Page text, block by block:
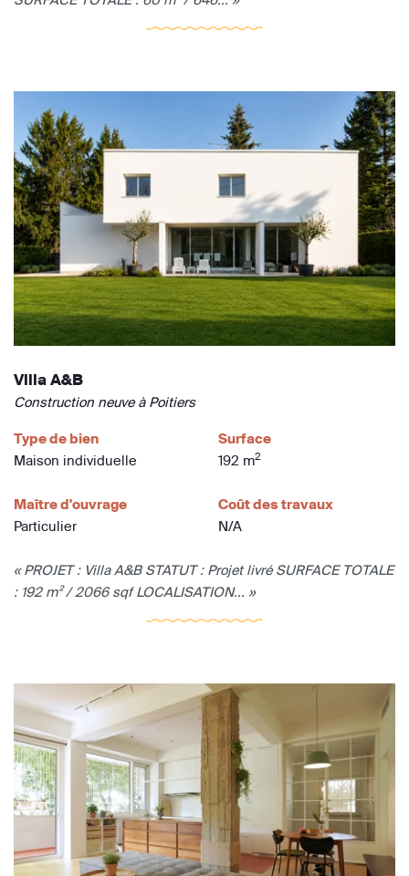
Villa A&B
Construction neuve à Poitiers
Type de bien
Maison individuelle
Surface
192 m2
Maître d'ouvrage
Particulier
Coût des travaux
N/A
« PROJET : Villa A&B STATUT : Projet livré SURFACE TOTALE
: 192 m² / 2066 sqf LOCALISATION... »